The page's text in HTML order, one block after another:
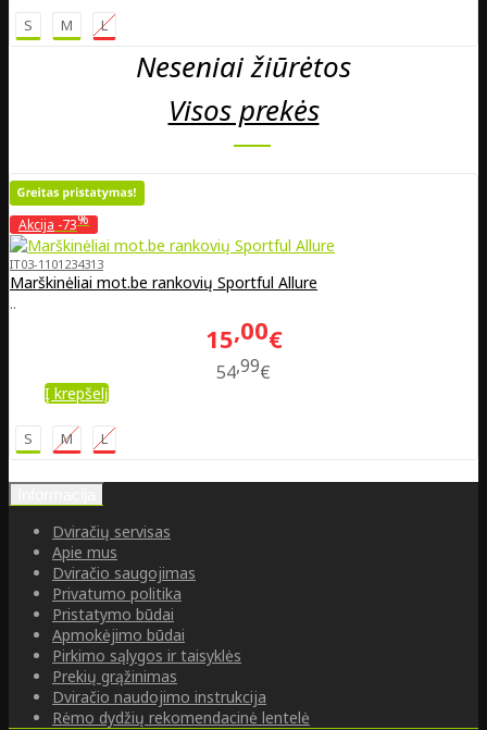
S M L
Neseniai žiūrėtos
Visos prekės
Akcija -73%
IT03-1101234313
Marškinėliai mot.be rankovių Sportful Allure
..
15 00€
5499€
Į krepšelį
S M L
Dviračių servisas
Apie mus
Dviračio saugojimas
Privatumo politika
Pristatymo būdai
Apmokėjimo būdai
Pirkimo sąlygos ir taisyklės
Prekių grąžinimas
Dviračio naudojimo instrukcija
Rėmo dydžių rekomendacinė lentelė